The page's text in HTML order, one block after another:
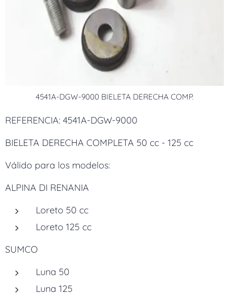
4541A-DGW-9000 BIELETA DERECHA COMP.
REFERENCIA: 4541A-DGW-9000
BIELETA DERECHA COMPLETA 50 cc - 125 cc
Válido para los modelos:
ALPINA DI RENANIA
Loreto 50 cc
Loreto 125 cc
SUMCO
Luna 50
Luna 125